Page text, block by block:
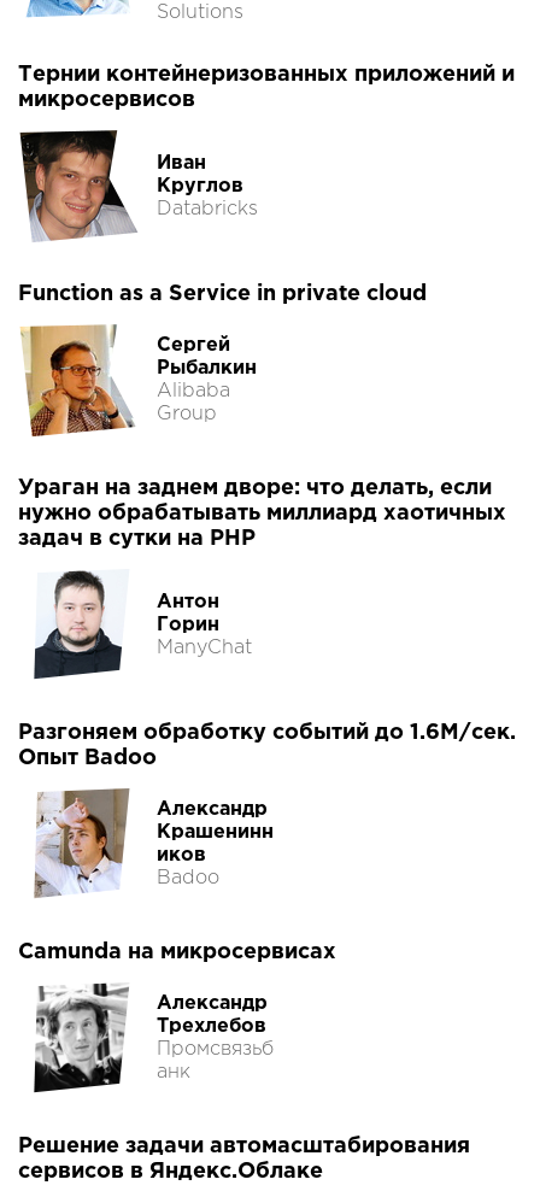
Solutions
Тернии контейнеризованных приложений и
микросервисов
Иван
Круглов
Databricks
Function as a Service in private cloud
Сергей
Рыбалкин
Alibaba
Group
Ураган на заднем дворе: что делать, если
нужно обрабатывать миллиард хаотичных
задач в сутки на PHP
Антон
Горин
ManyChat
Разгоняем обработку событий до 1.6М/сек.
Опыт Badoo
Александр
Крашенинн
иков
Badoo
Camunda на микросервисах
Александр
Трехлебов
Промсвязьб
анк
Решение задачи автомасштабирования
сервисов в Яндекс.Облаке